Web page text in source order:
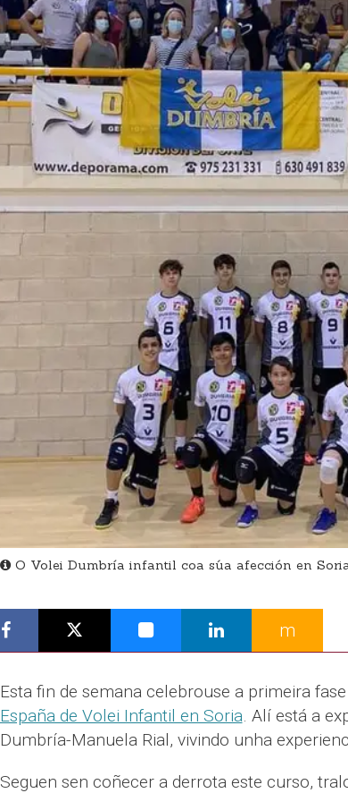
O Volei Dumbría infantil coa súa afección en
m
Esta fin de semana celebrouse a primeira
España de Volei Infantil en Soria. Alí está a
Dumbría-Manuela Rial, vivindo unha
Seguen sen coñecer a derrota este curso,